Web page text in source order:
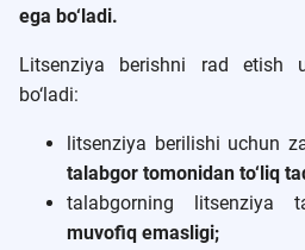
ega bo‘ladi.
Litsenziya berishni rad etish
bo‘ladi:
litsenziya berilishi uchun
talabgor tomonidan to‘liq
talabgorning litsenziya
muvofiq emasligi;